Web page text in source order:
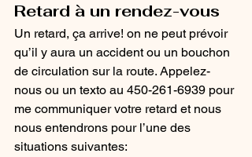
Retard à un rendez-vous
Un retard, ça arrive! on ne peut prévoir
qu’il y aura un accident ou un bouchon
de circulation sur la route. Appelez-
nous ou un texto au 450-261-6939 pour
me communiquer votre retard et nous
nous entendrons pour l’une des
situations suivantes: